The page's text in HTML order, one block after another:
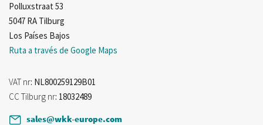
Polluxstraat 53
5047 RA Tilburg
Los Países Bajos
Ruta a través de Google Maps
VAT nr: NL800259129B01
CC Tilburg nr: 18032489
sales@wkk-europe.com